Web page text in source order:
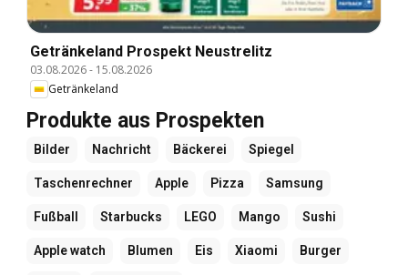
Getränkeland Prospekt Neustrelitz
03.08.2026- 15.08.2026
Getränkeland
Produkte aus Prospekten
Bilder Nachricht Bäckerei Spiegel
Taschenrechner Apple Pizza Samsung
Fußball Starbucks LEGO Mango Sushi
Apple watch Blumen Eis Xiaomi Burger